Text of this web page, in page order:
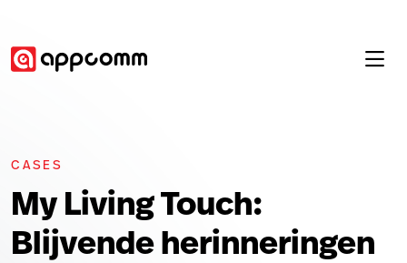
CASES
My Living Touch:
Blijvende herinneringen